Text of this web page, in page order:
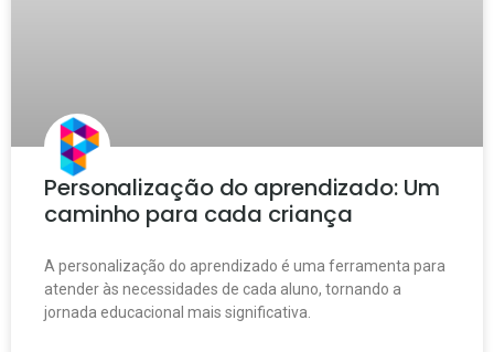
Personalização do aprendizado: Um
caminho para cada criança
A personalização do aprendizado é uma ferramenta para
atender às necessidades de cada aluno, tornando a
jornada educacional mais significativa.